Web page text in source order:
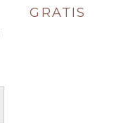
GRATIS